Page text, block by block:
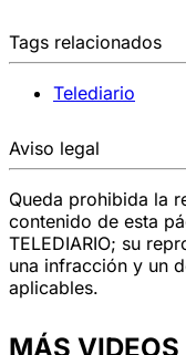
Tags relacionados
Telediario
Aviso legal
Queda prohibida la
contenido de esta
TELEDIARIO; su
una infracción y un
aplicables.
MÁS VIDEOS